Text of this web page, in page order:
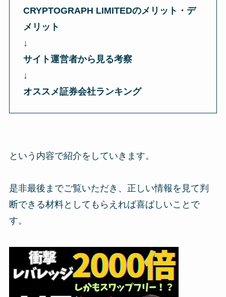
CRYPTOGRAPH LIMITEDのメリット・デ
メリット
↓
サイト運営者から見る考察
↓
オススメ証券会社ランキング
という内容で紹介をしていきます。
是非最後までご覧いただき、正しい情報を見て判
断できる材料としてもらえれば喜ばしいことで
す。